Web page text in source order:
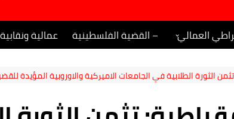
العمالي – القضية الفلسطينية عمالية ونقابية
الثورة الطلابية في الجامعات الاميركية والاوروبية المؤيدة